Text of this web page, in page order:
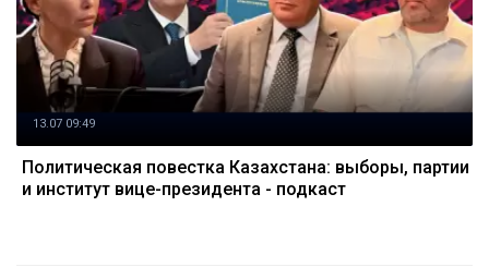
13.07 09:49
Политическая повестка Казахстана: выборы, партии
и институт вице-президента - подкаст